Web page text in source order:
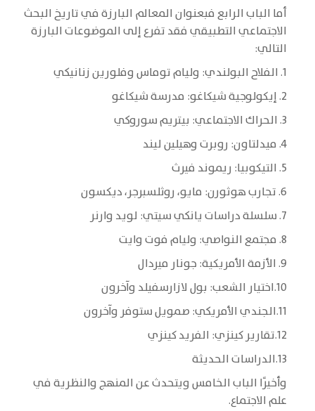
أما الباب الرابع فبعنوان المعالم البارزة في تاريخ البحث
الاجتماعي التطبيقي فقد تفرع إلى الموضوعات البارزة
التالي:
1. الفلاح البولندي: وليام توماس وفلورين زنانيكي
2. إيكولوجية شيكاغو: مدرسة شيكاغو
3. الحراك الاجتماعي: بيتريم سوروكي
4. ميدلتاون: روبرت وهيلين ليند
5. التيكوبيا: ريموند فيرث
6. تجارب هوثورن: مايو، روثلسبرجر، ديكسون
7. سلسلة دراسات يانكي سيتي: لويد وارنر
8. مجتمع النواصي: وليام فوت وايت
9. الأزمة الأمريكية: جونار ميردال
10.اختيار الشعب: بول لازارسفيلد وآخرون
11.الجندي الأمريكي: صمويل ستوفر وآخرون
12.تقارير كينزي: الفريد كينزي
13.الدراسات الحديثة
وأخيرًا الباب الخامس ويتحدث عن المنهج والنظرية في
علم الاجتماع.